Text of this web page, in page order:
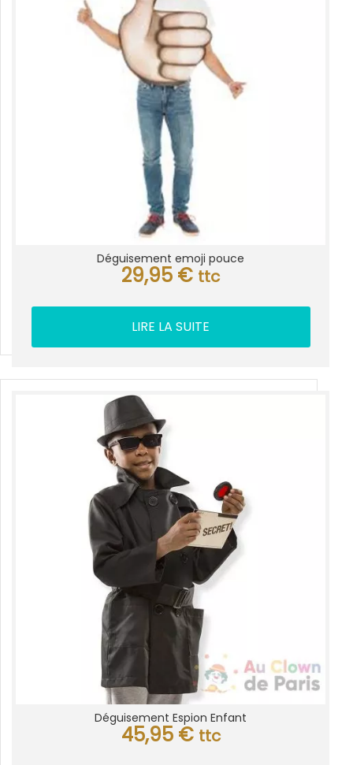
Déguisement emoji pouce
29,95 € ttc
LIRE LA SUITE
Déguisement Espion Enfant
45,95 € ttc